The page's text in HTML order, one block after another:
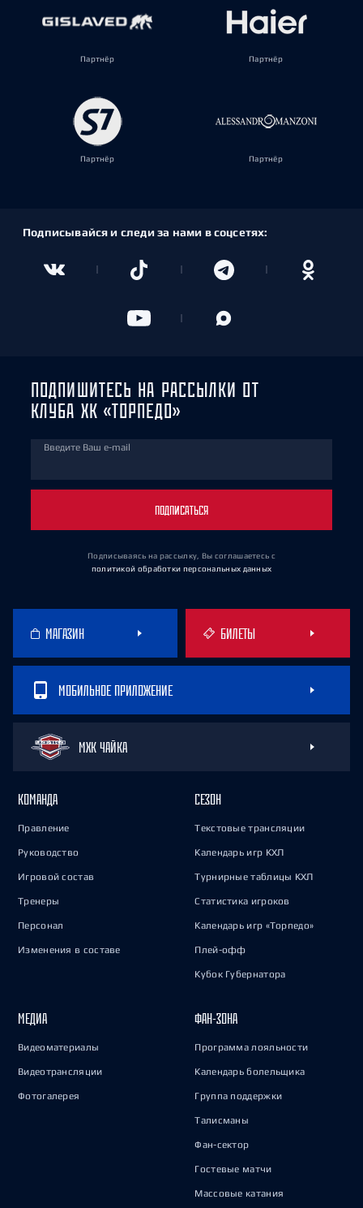
Партнёр Партнёр
Партнёр Партнёр
Подписывайся и следи за нами в соцсетях:
ПОДПИШИТЕСЬ НА РАССЫЛКИ ОТ
КЛУБА ХК «ТОРПЕДО»
Введите Ваш e-mail
ПОДПИСАТЬСЯ
Подписываясь на рассылку, Вы соглашаетесь с
политикой обработки персональных данных
МАГАЗИН БИЛЕТЫ
МОБИЛЬНОЕ ПРИЛОЖЕНИЕ
МХК ЧАЙКА
КОМАНДА
Правление
Руководство
Игровой состав
Тренеры
Персонал
Изменения в составе
СЕЗОН
Текстовые трансляции
Календарь игр КХЛ
Турнирные таблицы КХЛ
Статистика игроков
Календарь игр «Торпедо»
Плей-офф
Кубок Губернатора
МЕДИА
Видеоматериалы
Видеотрансляции
Фотогалерея
ФАН-ЗОНА
Программа лояльности
Календарь болельщика
Группа поддержки
Талисманы
Фан-сектор
Гостевые матчи
Массовые катания